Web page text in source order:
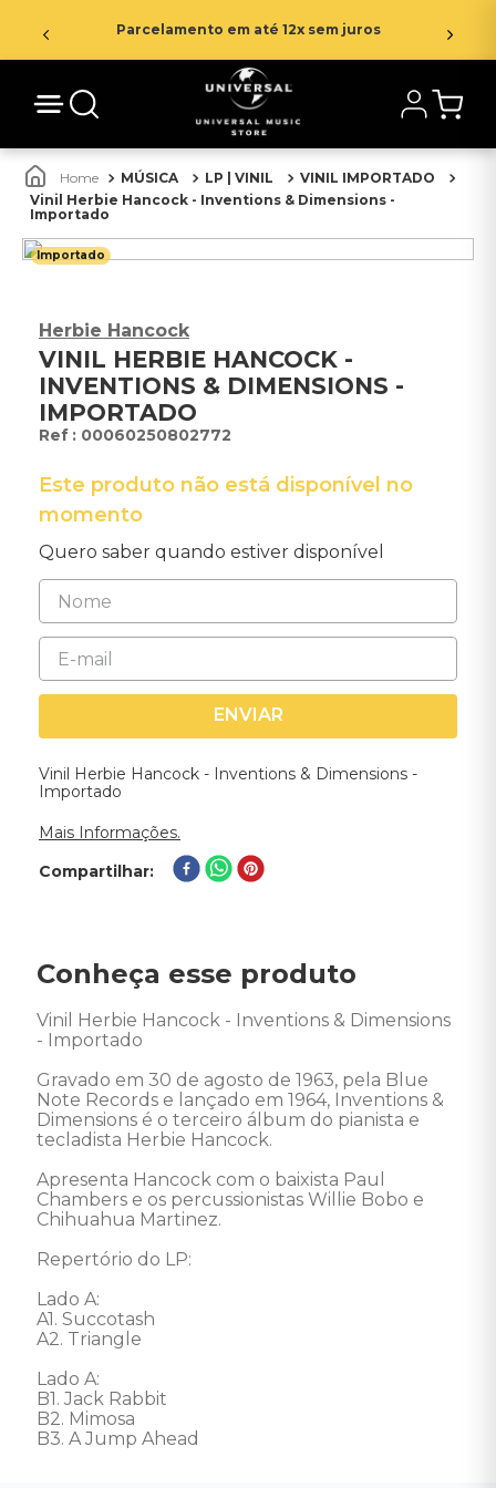
Parcelamento em até 12x sem juros
MÚSICA LP | VINIL
VINIL IMPORTADO
Vinil Herbie Hancock - Inventions & Dimensions -
Importado
Importado
Herbie Hancock
VINIL HERBIE HANCOCK -
INVENTIONS & DIMENSIONS -
IMPORTADO
: 00060250802772
Este produto não está disponível no
momento
Quero saber quando estiver disponível
ENVIAR
Vinil Herbie Hancock - Inventions & Dimensions -
Importado
Mais Informações.
Compartilhar
Conheça esse produto
Vinil Herbie Hancock - Inventions & Dimensions
- Importado
Gravado em 30 de agosto de 1963, pela Blue
Note Records e lançado em 1964, Inventions &
Dimensions é o terceiro álbum do pianista e
tecladista Herbie Hancock.
Apresenta Hancock com o baixista Paul
Chambers e os percussionistas Willie Bobo e
Chihuahua Martinez.
Repertório do LP:
Lado A:
A1. Succotash
A2. Triangle
Lado A:
B1. Jack Rabbit
B2. Mimosa
B3. A Jump Ahead